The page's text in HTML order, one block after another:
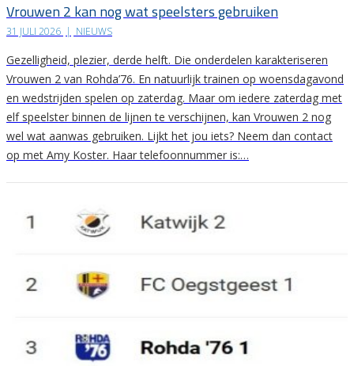
Vrouwen 2 kan nog wat speelsters gebruiken
31 JULI 2026 | NIEUWS
Gezelligheid, plezier, derde helft. Die onderdelen karakteriseren
Vrouwen 2 van Rohda’76. En natuurlijk trainen op woensdagavond
en wedstrijden spelen op zaterdag. Maar om iedere zaterdag met
elf speelster binnen de lijnen te verschijnen, kan Vrouwen 2 nog
wel wat aanwas gebruiken. Lijkt het jou iets? Neem dan contact
op met Amy Koster. Haar telefoonnummer is:…